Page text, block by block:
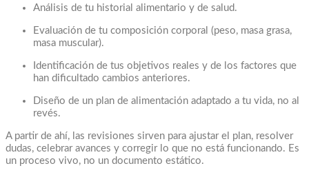
Análisis de tu historial alimentario y de salud.
Evaluación de tu composición corporal (peso, masa grasa,
masa muscular).
Identificación de tus objetivos reales y de los factores que
han dificultado cambios anteriores.
Diseño de un plan de alimentación adaptado a tu vida, no al
revés.
A partir de ahí, las revisiones sirven para ajustar el plan, resolver
dudas, celebrar avances y corregir lo que no está funcionando. Es
un proceso vivo, no un documento estático.